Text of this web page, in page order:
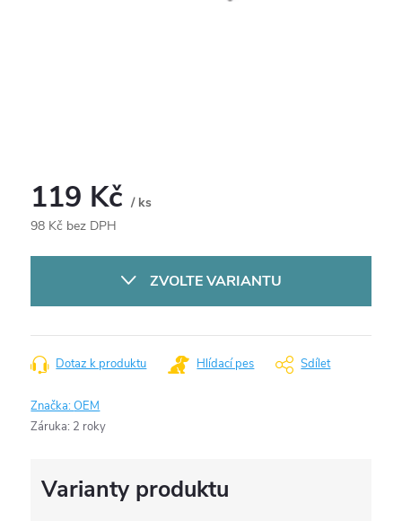
119 Kč/ ks
98 Kč bez DPH
ZVOLTE VARIANTU
Dotaz k produktu Hlídací pes Sdílet
Značka:OEM
Záruka: 2 roky